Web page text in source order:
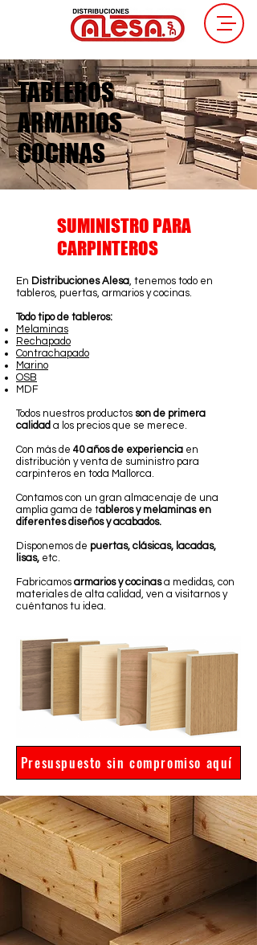
TABLEROS
ARMARIOS
COCINAS
SUMINISTRO PARA
CARPINTEROS
En Distribuciones Alesa, tenemos todo en
tableros, puertas, armarios y cocinas.
Todo tipo de tableros:
Melaminas
Rechapado
Contrachapado
Marino
OSB
MDF
Todos nuestros productos son de primera
calidad a los precios que se merece.
Con más de 40 años de experiencia en
distribución y venta de suministro para
carpinteros en toda Mallorca.
Contamos con un gran almacenaje de una
amplia gama de tableros y melaminas en
diferentes diseños y acabados.
Disponemos de puertas, clásicas, lacadas,
lisas, etc.
Fabricamos armarios y cocinasa medidas, con
materiales de alta calidad, ven a visitarnos y
cuéntanos tu idea.
Presuspuesto sin compromiso aquí